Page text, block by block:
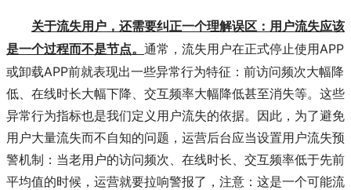
关于流失用户，还需要纠正一个理解误区：用户流失应该
是一个过程而不是节点。 通常，流失用户在正式停止使用 APP
或卸载APP前就表现出一些异常行为特征：前访问频次大幅降
低、在线时长大幅下降、交互频率大幅降低甚至消失等。这些
异常行为指标也是我们定义用户流失的依据。因此，为了避免
用户大量流失而不自知的问题，运营后台应当设置用户流失预
警机制：当老用户的访问频次、在线时长、交互频率低于先前
平均值的时候，运营就要拉响警报了，注意：这是一个可能流